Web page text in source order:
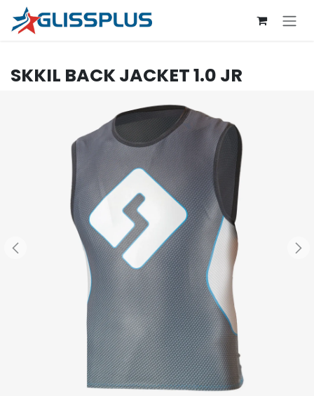
Se rendre au contenu
SKKIL BACK JACKET 1.0 JR